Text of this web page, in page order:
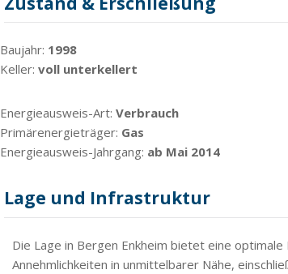
Baujahr: 1998
Keller: voll unterkellert
Energieausweis-Art: Verbrauch
Primärenergieträger: Gas
Energieausweis-Jahrgang: ab Mai 2014
Lage und Infrastruktur
Die Lage in Bergen Enkheim bietet eine
Annehmlichkeiten in unmittelbarer Nähe,